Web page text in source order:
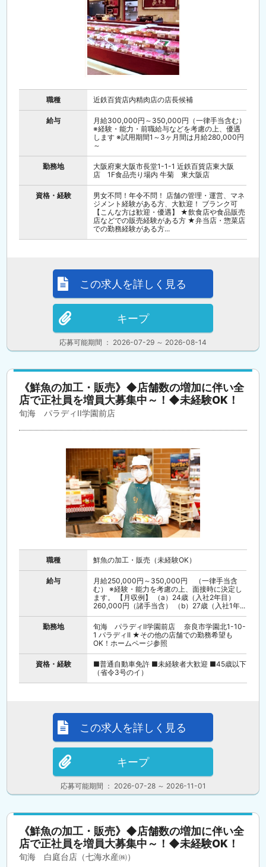
職種 近鉄百貨店内精肉店の店長候補
給与
月給300,000円～350,000円（一律手当含む）
※経験・能力・前職給与などを考慮の上、優遇
します ※試用期間1～3ヶ月間は月給280,000円
～
勤務地
大阪府東大阪市長堂1-1-1 近鉄百貨店東大阪
店 1F食品売り場内 牛菊 東大阪店
資格・経験
男女不問！年令不問！ 店舗の管理・運営、マネ
ジメント経験がある方、大歓迎！ ブランク可
【こんな方は歓迎・優遇】 ★飲食店や食品販売
店などでの販売経験がある方 ★弁当店・惣菜店
での勤務経験がある方...
応募可能期間 ： 2026-07-29 ～ 2026-08-14
この求人を詳しく見る
キープ
《鮮魚の加工・販売》◆店舗数の増加に伴い全
店で正社員を増員大募集中～！◆未経験OK！
旬海 パラディII学園前店
職種 鮮魚の加工・販売（未経験OK）
給与
月給250,000円～350,000円 （一律手当含
む） ※経験・能力を考慮の上、面接時に決定し
ます。 【月収例】 （a）24歳（入社2年目）
260,000円（諸手当含） （b）27歳（入社1年...
勤務地
旬海 パラディⅡ学園前店 奈良市学園北1-10-
1 パラディII ★その他の店舗での勤務希望も
OK！ホームページ参照
資格・経験
■普通自動車免許 ■未経験者大歓迎 ■45歳以下
（省令3号のイ）
応募可能期間 ： 2026-07-28 ～ 2026-11-01
この求人を詳しく見る
キープ
《鮮魚の加工・販売》◆店舗数の増加に伴い全
店で正社員を増員大募集中～！◆未経験OK！
旬海 白庭台店（七海水産㈱）